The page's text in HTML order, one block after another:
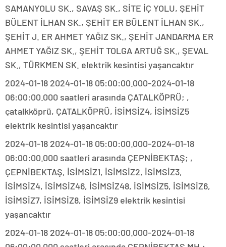
SAMANYOLU SK., SAVAŞ SK., SİTE İÇ YOLU, ŞEHİT
BÜLENT İLHAN SK., ŞEHİT ER BÜLENT İLHAN SK.,
ŞEHİT J. ER AHMET YAĞIZ SK., ŞEHİT JANDARMA ER
AHMET YAĞIZ SK., ŞEHİT TOLGA ARTUĞ SK., ŞEVAL
SK., TÜRKMEN SK. elektrik kesintisi yaşancaktır
2024-01-18 2024-01-18 05:00:00.000-2024-01-18
06:00:00.000 saatleri arasında ÇATALKÖPRÜ; ,
çatalkköprü, ÇATALKÖPRÜ, İSİMSİZ4, İSİMSİZ5
elektrik kesintisi yaşancaktır
2024-01-18 2024-01-18 05:00:00.000-2024-01-18
06:00:00.000 saatleri arasında ÇEPNİBEKTAŞ; ,
ÇEPNİBEKTAŞ, İSİMSİZ1, İSİMSİZ2, İSİMSİZ3,
İSİMSİZ4, İSİMSİZ46, İSİMSİZ48, İSİMSİZ5, İSİMSİZ6,
İSİMSİZ7, İSİMSİZ8, İSİMSİZ9 elektrik kesintisi
yaşancaktır
2024-01-18 2024-01-18 05:00:00.000-2024-01-18